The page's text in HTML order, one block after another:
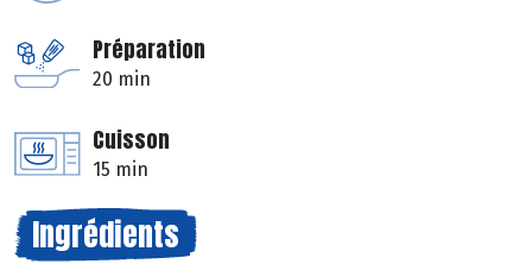
Préparation
20 min
Cuisson
15 min
Ingrédients